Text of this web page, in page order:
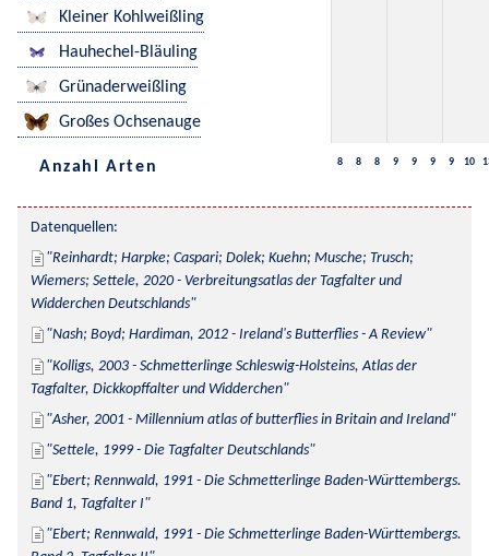
Kleiner Kohlweißling
Hauhechel-Bläuling
Grünaderweißling
Großes Ochsenauge
Anzahl Arten 8 8 8 9 9 9 9 10
Datenquellen:
Reinhardt; Harpke; Caspari; Dolek; Kuehn; Musche; Trusch;
Wiemers; Settele, 2020 - Verbreitungsatlas der Tagfalter und
Widderchen Deutschlands
Nash; Boyd; Hardiman, 2012 - Ireland's Butterflies - A Review
Kolligs, 2003 - Schmetterlinge Schleswig-Holsteins, Atlas der
Tagfalter, Dickkopffalter und Widderchen
Asher, 2001 - Millennium atlas of butterflies in Britain and Ireland
Settele, 1999 - Die Tagfalter Deutschlands
Ebert; Rennwald, 1991 - Die Schmetterlinge Baden-Württembergs.
Band 1, Tagfalter I
Ebert; Rennwald, 1991 - Die Schmetterlinge Baden-Württembergs.